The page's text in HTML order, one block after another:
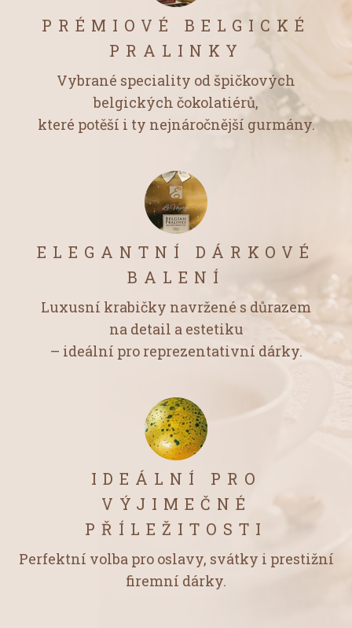
PRÉMIOVÉ BELGICKÉ
PRALINKY
Vybrané speciality od špičkových
belgických čokolatiérů,
které potěší i ty nejnáročnější gurmány.
ELEGANTNÍ DÁRKOVÉ
BALENÍ
Luxusní krabičky navržené s důrazem
na detail a estetiku
– ideální pro reprezentativní dárky.
IDEÁLNÍ PRO
VÝJIMEČNÉ
PŘÍLEŽITOSTI
Perfektní volba pro oslavy, svátky i prestižní
firemní dárky.